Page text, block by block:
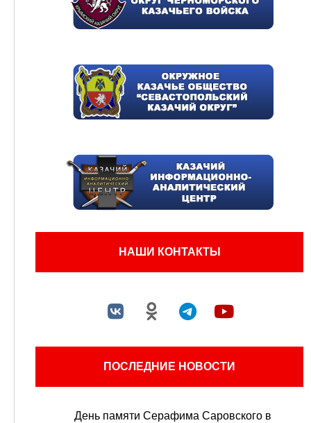
НАШИ КОНТАКТЫ
ПОСЛЕДНИЕ НОВОСТИ
День памяти Серафима Саровского в